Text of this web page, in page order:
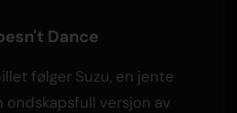
Dance
følger Suzu, en jente
ondskapsfull versjon av